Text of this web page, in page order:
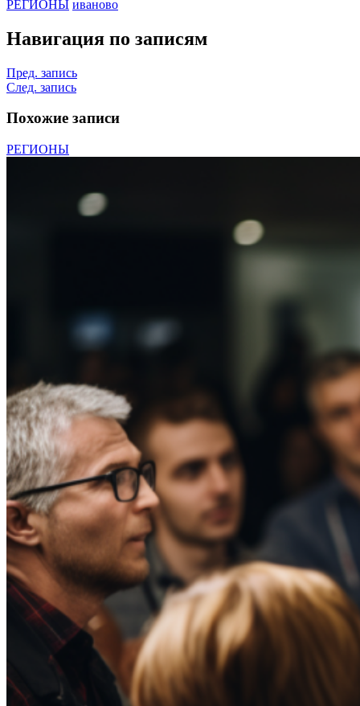
РЕГИОНЫ иваново
Навигация по записям
Пред. запись
След. запись
Похожие записи
РЕГИОНЫ